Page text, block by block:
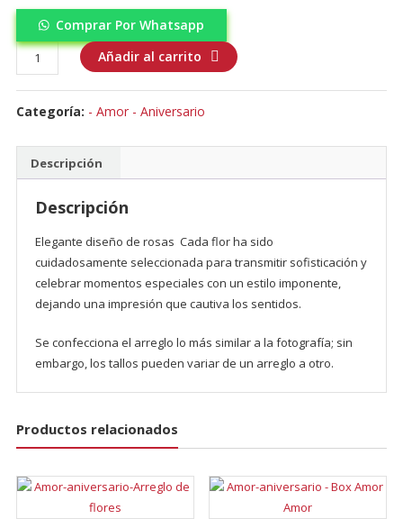
Comprar Por Whatsapp
Amor-
aniversario-
Box
Floral
Añadir al carrito
Categoría: - Amor - Aniversario
Descripción
Descripción
Elegante diseño de rosas Cada flor ha sido
cuidadosamente seleccionada para transmitir sofisticación y
celebrar momentos especiales con un estilo imponente,
dejando una impresión que cautiva los sentidos.
Se confecciona el arreglo lo más similar a la fotografía; sin
embargo, los tallos pueden variar de un arreglo a otro.
Productos relacionados